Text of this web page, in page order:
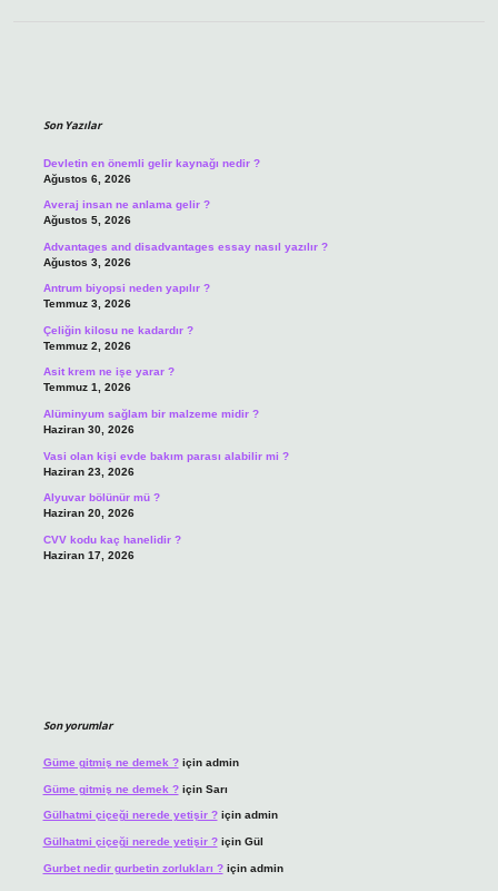
Son Yazılar
Devletin en önemli gelir kaynağı nedir ?
Ağustos 6, 2026
Averaj insan ne anlama gelir ?
Ağustos 5, 2026
Advantages and disadvantages essay nasıl yazılır ?
Ağustos 3, 2026
Antrum biyopsi neden yapılır ?
Temmuz 3, 2026
Çeliğin kilosu ne kadardır ?
Temmuz 2, 2026
Asit krem ne işe yarar ?
Temmuz 1, 2026
Alüminyum sağlam bir malzeme midir ?
Haziran 30, 2026
Vasi olan kişi evde bakım parası alabilir mi ?
Haziran 23, 2026
Alyuvar bölünür mü ?
Haziran 20, 2026
CVV kodu kaç hanelidir ?
Haziran 17, 2026
Son yorumlar
Güme gitmiş ne demek ?için admin
Güme gitmiş ne demek ?için Sarı
Gülhatmi çiçeği nerede yetişir ?için admin
Gülhatmi çiçeği nerede yetişir ?için Gül
Gurbet nedir gurbetin zorlukları ?için admin